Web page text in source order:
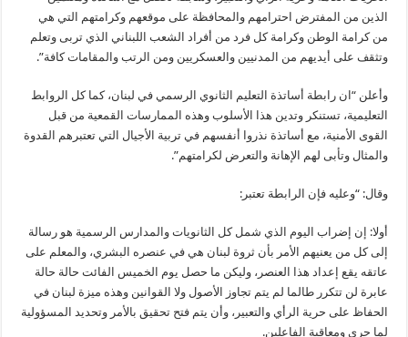
الذين من المفترض احترامهم والمحافظة على موقعهم وكرامتهم التي هي
من كرامة الوطن وكرامة كل فرد من أفراد الشعب اللبناني الذي تربى وتعلم
وتثقف على أيديهم من المدنيين والعسكريين ومن الرتب والمقامات كافة”.
وأعلن “ان رابطة أساتذة التعليم الثانوي الرسمي في لبنان، كما كل الروابط
التعليمية، تستنكر وتدين هذا الأسلوب وهذه الممارسات القمعية من قبل
القوى الأمنية، مع أساتذة نذروا أنفسهم في تربية الأجيال التي تعتبرهم القدوة
والمثال وتأبى لهم الإهانة والتعرض لكرامتهم”.
وقال: “وعليه فإن الرابطة تعتبر:
أولا: إن إضراب اليوم الذي شمل كل الثانويات والمدارس الرسمية هو رسالة
إلى كل من يعنيهم الأمر بأن ثروة لبنان هي في عنصره البشري، والمعلم على
عاتقه يقع إعداد هذا العنصر، وليكن ما حصل يوم الخميس الفائت حالة حالة
عابرة لن تتكرر طالما لم يتم تجاوز الأصول ولا القوانين وهذه ميزة لبنان في
الحفاظ على حرية الرأي والتعبير، وأن يتم فتح تحقيق بالأمر وتحديد المسؤولية
لما جرى ومعاقبة الفاعلين.